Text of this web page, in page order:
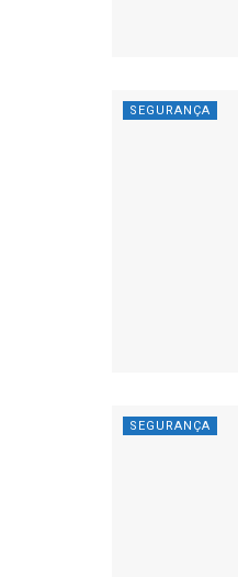
SEGURANÇA
SEGURANÇA